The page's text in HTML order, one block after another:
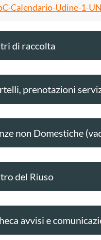
Calendario-Udine-1-
di raccolta
prenotazioni
non Domestiche
del Riuso
avvisi e